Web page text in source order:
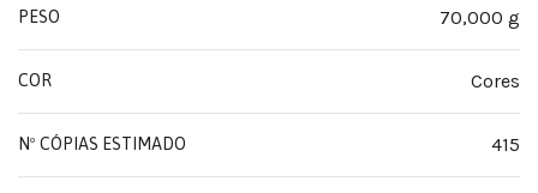
PESO 70,000 g
COR Cores
Nº CÓPIAS ESTIMADO 415